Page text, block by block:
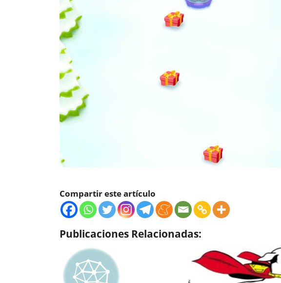
Compartir este artículo
Publicaciones Relacionadas: